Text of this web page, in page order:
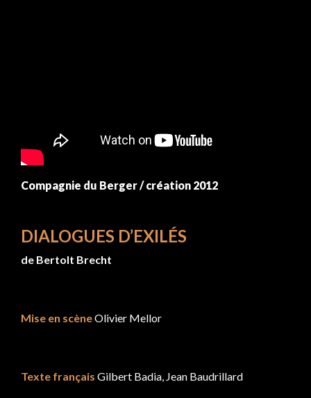
Compagnie du Berger / création 2012
DIALOGUES D’EXILÉS
de Bertolt Brecht
Mise en scèneOlivier Mellor
Texte français Gilbert Badia, Jean Baudrillard